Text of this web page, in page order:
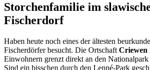
Storchenfamilie im
Fischerdorf
Haben heute noch eines der ältesten
Fischerdörfer besucht. Die Ortschaft Criewen
Einwohnern grenzt direkt an den Nationalpark
Sind ein bisschen durch den Lenné-Park